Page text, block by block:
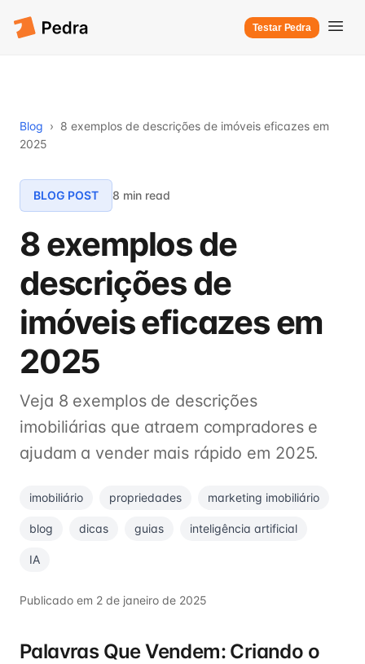
Testar Pedra
Blog › 8 exemplos de descrições de imóveis eficazes em
2025
BLOG POST 8 min read
8 exemplos de
descrições de
imóveis eficazes em
2025
Veja 8 exemplos de descrições
imobiliárias que atraem compradores e
ajudam a vender mais rápido em 2025.
imobiliário propriedades marketing imobiliário
blog dicas guias inteligência artificial
IA
Publicado em 2 de janeiro de 2025
Palavras Que Vendem: Criando o